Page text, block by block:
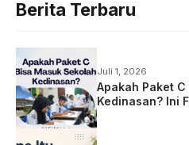
Berita Terbaru
Juli 1, 2026
Apakah Paket
Kedinasan? Ini